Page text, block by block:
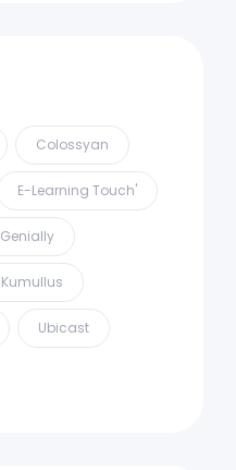
Colossyan
E-Learning Touch'
Genially
Kumullus
Ubicast